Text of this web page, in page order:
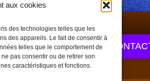
aux cookies
des technologies telles que les
des appareils. Le fait de consentir à
telles que le comportement de
pas consentir ou de retirer son
caractéristiques et fonctions.